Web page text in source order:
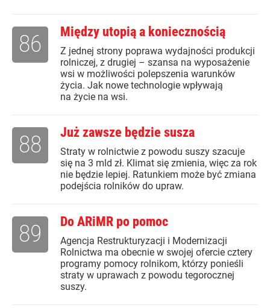
Między utopią a koniecznością
Z jednej strony poprawa wydajności produkcji
rolniczej, z drugiej – szansa na wyposażenie
wsi w możliwości polepszenia warunków
życia. Jak nowe technologie wpływają
na życie na wsi.
86
Już zawsze będzie susza
Straty w rolnictwie z powodu suszy szacuje
się na 3 mld zł. Klimat się zmienia, więc za rok
nie będzie lepiej. Ratunkiem może być zmiana
podejścia rolników do upraw.
88
Do ARiMR po pomoc
Agencja Restrukturyzacji i Modernizacji
Rolnictwa ma obecnie w swojej ofercie cztery
programy pomocy rolnikom, którzy ponieśli
straty w uprawach z powodu tegorocznej
suszy.
89